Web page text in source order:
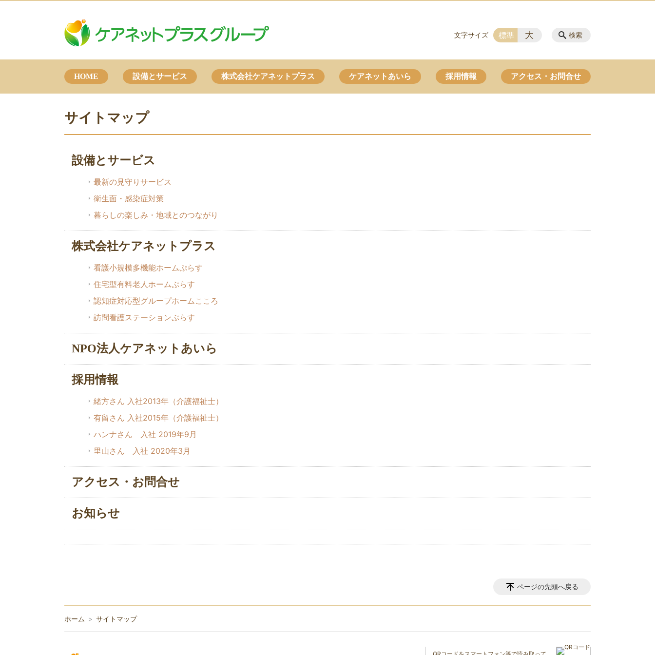
HOME 設備とサービス 株式会社ケアネットプラス ケアネットあいら 採用情報 アクセス・お問合せ
検索
文字サイズ 標準 大
サイトマップ
設備とサービス
最新の見守りサービス
衛生面・感染症対策
暮らしの楽しみ・地域とのつながり
株式会社ケアネットプラス
看護小規模多機能ホームぷらす
住宅型有料老人ホームぷらす
認知症対応型グループホームこころ
訪問看護ステーションぷらす
NPO法人ケアネットあいら
採用情報
緒方さん 入社2013年（介護福祉士）
有留さん 入社2015年（介護福祉士）
ハンナさん 入社 2019年9月
里山さん 入社 2020年3月
アクセス・お問合せ
お知らせ
ページの先頭へ戻る
ホーム サイトマップ